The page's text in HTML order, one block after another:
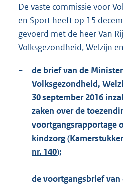
De vaste commissie voor
en Sport heeft op 15
gevoerd met de heer Van
Volksgezondheid, Welzijn
−
de brief van de
Volksgezondheid,
30 september 2016
zaken over de
voortgangsrapportage
kindzorg
nr. 140);
−
de voortgangsbrief van